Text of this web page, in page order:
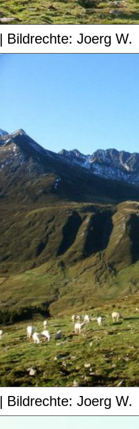
| Bildrechte: Joerg W.
| Bildrechte: Joerg W.